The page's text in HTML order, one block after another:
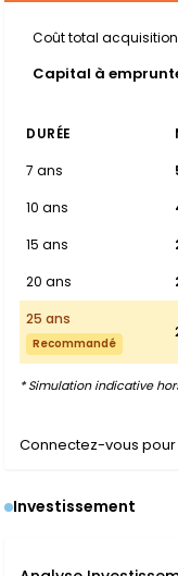
Coût total acquisition
Capital à
DURÉE
7 ans
10 ans
15 ans
20 ans
25 ans
Recommandé
* Simulation indicative
Connectez-vous
Investissement